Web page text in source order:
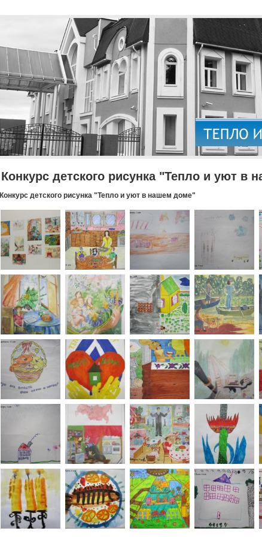
Конкурс детского рисунка "Тепло и уют в
Конкурс детского рисунка "Тепло и уют в нашем доме"